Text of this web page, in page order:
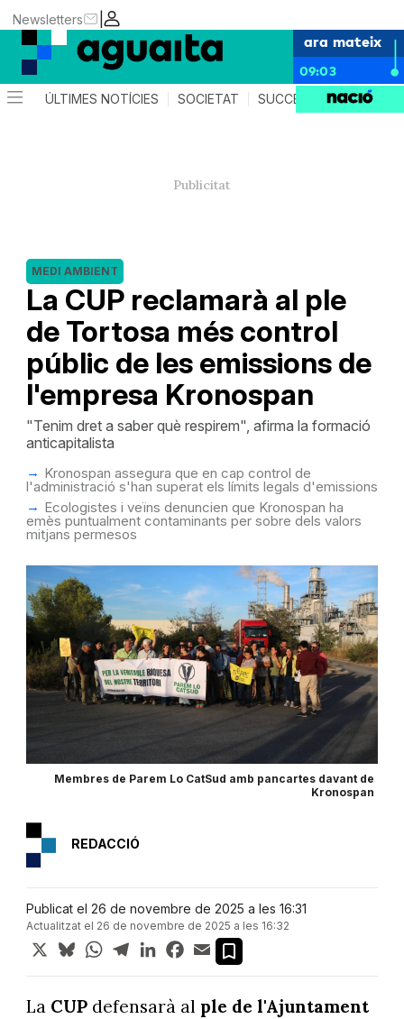
|
Newsletters
ara mateix
09:03
ÚLTIMES NOTÍCIES SOCIETAT SUCCESSOS AGENDA
La CUP reclamarà al ple
de Tortosa més control
públic de les emissions de
l'empresa Kronospan
MEDI AMBIENT
"Tenim dret a saber què respirem", afirma la formació
anticapitalista
Kronospan assegura que en cap control de
l'administració s'han superat els límits legals d'emissions
Ecologistes i veïns denuncien que Kronospan ha
emès puntualment contaminants per sobre dels valors
mitjans permesos
Membres de Parem Lo CatSud amb pancartes davant de
Kronospan
REDACCIÓ
Publicat el 26 de novembre de 2025 a les 16:31
Actualitzat el 26 de novembre de 2025 a les 16:32
X BlueskyWhatsApp
TelegramLinkedInFacebook
Email
La CUP defensarà al ple de l'Ajuntament